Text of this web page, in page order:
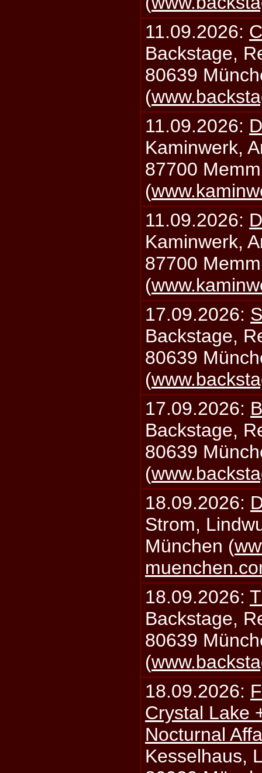
11.09.2026:
Backstage,
80639
(
11.09.2026:
Kaminwerk,
87700
(
11.09.2026:
Kaminwerk,
87700
(
17.09.2026:
Backstage,
80639
(
17.09.2026:
Backstage,
80639
(
18.09.2026:
Strom,
München (
18.09.2026:
Backstage,
80639
(
18.09.2026:
Crystal Lake
Nocturnal
Kesselhaus,